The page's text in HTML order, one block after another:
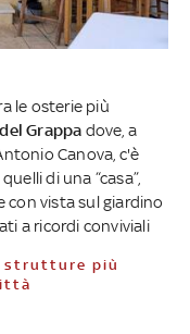
le osterie più
Grappa dove, a
Canova, c'è
di una “casa”,
con vista sul giardino
a ricordi conviviali